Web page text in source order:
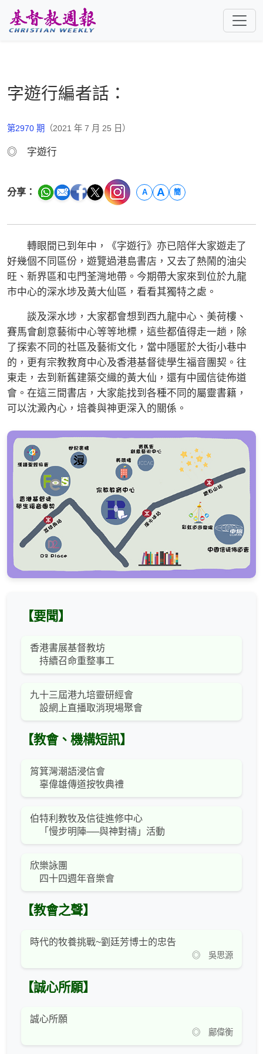
字遊行編者話：
第2970 期 （2021 年 7 月 25 日）
◎ 字遊行
分享： A A 簡
轉眼間已到年中，《字遊行》亦已陪伴大家遊走了
好幾個不同區份，遊覽過港島書店，又去了熱鬧的油尖
旺、新界區和屯門荃灣地帶。今期帶大家來到位於九龍
市中心的深水埗及黃大仙區，看看其獨特之處。
談及深水埗，大家都會想到西九龍中心、美荷樓、
賽馬會創意藝術中心等等地標，這些都值得走一趟，除
了探索不同的社區及藝術文化，當中隱匿於大街小巷中
的，更有宗教教育中心及香港基督徒學生福音團契。往
東走，去到新舊建築交織的黃大仙，還有中國信徒佈道
會。在這三間書店，大家能找到各種不同的屬靈書籍，
可以沈澱內心，培養與神更深入的關係。
【要聞】
香港書展基督教坊
持續召命重整事工
九十三屆港九培靈研經會
設網上直播取消現場聚會
【教會、機構短訊】
筲箕灣潮語浸信會
辜偉雄傳道按牧典禮
伯特利教牧及信徒進修中心
「慢步明陣──與神對禱」活動
欣樂詠團
四十四週年音樂會
【教會之聲】
時代的牧養挑戰~劉廷芳博士的忠告
◎ 吳思源
【誠心所願】
誠心所願
◎ 鄺偉衡